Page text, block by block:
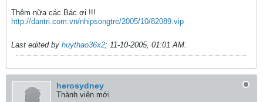
Thêm nữa các Bác ơi !!!
http://dantri.com.vn/nhipsongtre/2005/10/82089.vip
Last edited by huythao36x2; 11-10-2005, 01:01 AM.
herosydney
Thành viên mới